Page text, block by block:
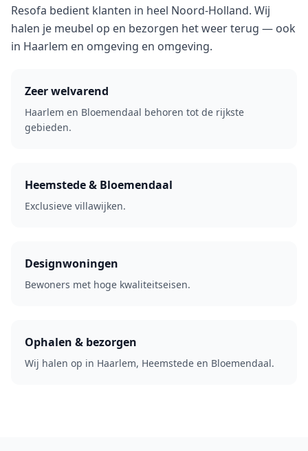
Resofa bedient klanten in heel Noord-Holland. Wij
halen je meubel op en bezorgen het weer terug — ook
in Haarlem en omgeving en omgeving.
Zeer welvarend
Haarlem en Bloemendaal behoren tot de rijkste
gebieden.
Heemstede & Bloemendaal
Exclusieve villawijken.
Designwoningen
Bewoners met hoge kwaliteitseisen.
Ophalen & bezorgen
Wij halen op in Haarlem, Heemstede en Bloemendaal.